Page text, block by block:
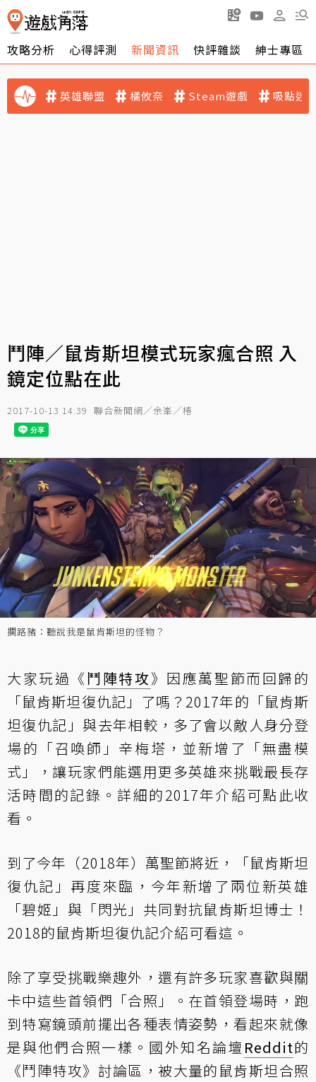
攻略分析 心得評測 新聞資訊 快評雜談 紳士專區
英雄聯盟 橘攸奈 Steam遊戲 吸點迷
鬥陣／鼠肯斯坦模式玩家瘋合照 入
鏡定位點在此
2017-10-13 14:39 聯合新聞網／余峯／椿
攔路豬：聽說我是鼠肯斯坦的怪物？
大家玩過《 鬥陣特攻》因應萬聖節而回歸的
「鼠肯斯坦復仇記」了嗎？2017年的「鼠肯斯
坦復仇記」與去年相較，多了會以敵人身分登
場的「召喚師」辛梅塔，並新增了「無盡模
式」，讓玩家們能選用更多英雄來挑戰最長存
活時間的記錄。 詳細的2017年介紹可點此收
看 。
到了今年（2018年）萬聖節將近，「鼠肯斯坦
復仇記」再度來臨，今年新增了兩位新英雄
「碧姬」與「閃光」共同對抗鼠肯斯坦博士！
2018的鼠肯斯坦復仇記介紹可看這 。
除了享受挑戰樂趣外，還有許多玩家喜歡與關
卡中這些首領們「合照」。在首領登場時，跑
到特寫鏡頭前擺出各種表情姿勢，看起來就像
是與他們合照一樣。國外知名論壇 Reddit的
《鬥陣特攻》討論區，被大量的鼠肯斯坦合照